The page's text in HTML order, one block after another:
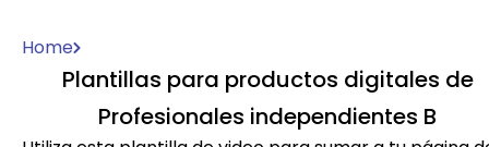
Home
Plantillas para productos digitales de
Profesionales independientes B